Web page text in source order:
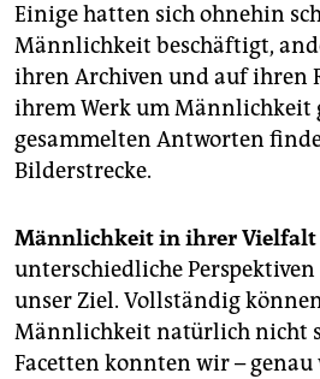
Einige hatten sich ohnehin
Männlichkeit beschäftigt,
ihren Archiven und auf ihren
ihrem Werk um Männlichkeit
gesammelten Antworten
Bilderstrecke.
Männlichkeit in ihrer Vielfalt
unterschiedliche
unser Ziel. Vollständig
Männlichkeit natürlich nicht
Facetten konnten wir – genau